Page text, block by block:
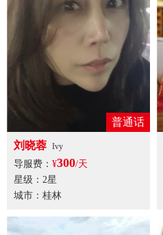
普通话
刘晓蓉 Ivy
导服费： ¥300/天
星级：2星
城市：桂林